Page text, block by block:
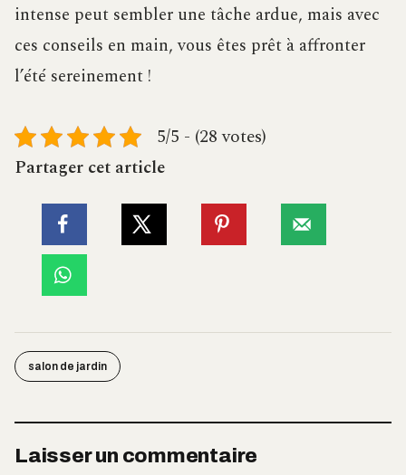
intense peut sembler une tâche ardue, mais avec
ces conseils en main, vous êtes prêt à affronter
l’été sereinement !
5/5 - (28 votes)
Partager cet article
salon de jardin
Laisser un commentaire